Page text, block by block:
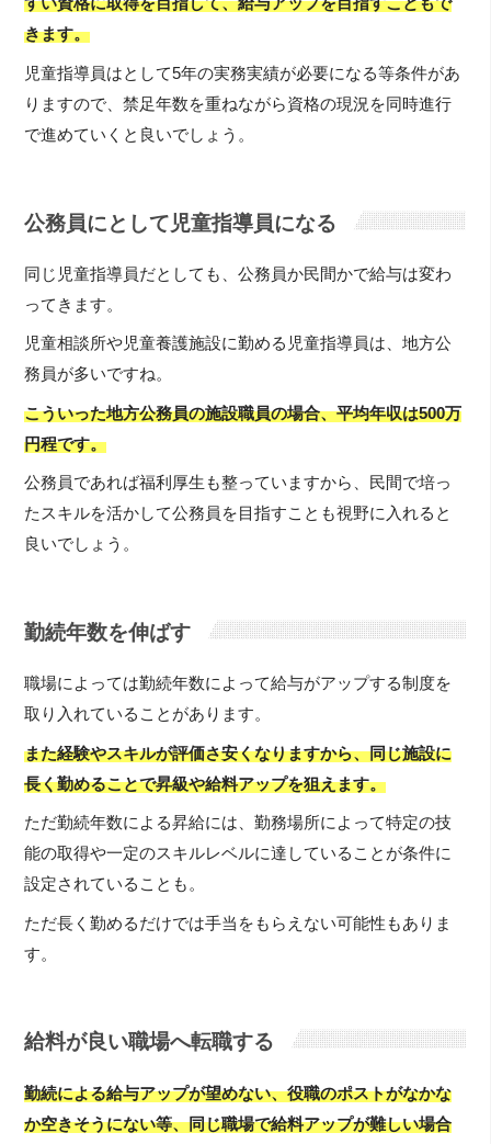
すい資格に取得を目指して、給与アップを目指すこともで
きます。
児童指導員はとして5年の実務実績が必要になる等条件があ
りますので、禁足年数を重ねながら資格の現況を同時進行
で進めていくと良いでしょう。
公務員にとして児童指導員になる
同じ児童指導員だとしても、公務員か民間かで給与は変わ
ってきます。
児童相談所や児童養護施設に勤める児童指導員は、地方公
務員が多いですね。
こういった地方公務員の施設職員の場合、平均年収は500万
円程です。
公務員であれば福利厚生も整っていますから、民間で培っ
たスキルを活かして公務員を目指すことも視野に入れると
良いでしょう。
勤続年数を伸ばす
職場によっては勤続年数によって給与がアップする制度を
取り入れていることがあります。
また経験やスキルが評価さ安くなりますから、同じ施設に
長く勤めることで昇級や給料アップを狙えます。
ただ勤続年数による昇給には、勤務場所によって特定の技
能の取得や一定のスキルレベルに達していることが条件に
設定されていることも。
ただ長く勤めるだけでは手当をもらえない可能性もありま
す。
給料が良い職場へ転職する
勤続による給与アップが望めない、役職のポストがなかな
か空きそうにない等、同じ職場で給料アップが難しい場合